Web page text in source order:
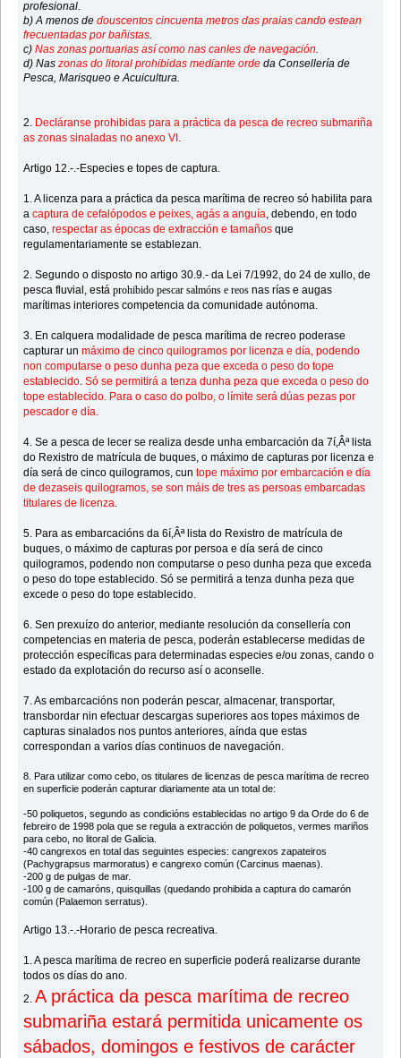
profesional.
b) A menos dedouscentos cincuenta metros das praias cando estean
frecuentadas por bañistas.
c)Nas zonas portuarias así como nas canles de navegación.
d) Nas zonas do litoral prohibidas mediante orde da Consellería de
Pesca, Marisqueo e Acuicultura.
2. Decláranse prohibidas para a práctica da pesca de recreo submariña
as zonas sinaladas no anexo VI.
Artigo 12.-.-Especies e topes de captura.
1. A licenza para a práctica da pesca marítima de recreo só habilita para
acaptura de cefalópodos e peixes, agás a anguía, debendo, en todo
caso,respectar as épocas de extracción e tamaños que
regulamentariamente se establezan.
2. Segundo o disposto no artigo 30.9.- da Lei 7/1992, do 24 de xullo, de
pesca fluvial, estáprohibido pescar salmóns e reos nas rías e augas
marítimas interiores competencia da comunidade autónoma.
3. En calquera modalidade de pesca marítima de recreo poderase
capturar unmáximo de cinco quilogramos por licenza e día, podendo
non computarse o peso dunha peza que exceda o peso do tope
establecido.Só se permitirá a tenza dunha peza que exceda o peso do
tope establecido. Para o caso do polbo, o límite será dúas pezas por
pescador e día.
4. Se a pesca de lecer se realiza desde unha embarcación da 7í‚Âª lista
do Rexistro de matrícula de buques, o máximo de capturas por licenza e
día será de cinco quilogramos, cuntope máximo por embarcación e día
de dezaseis quilogramos, se son máis de tres as persoas embarcadas
titulares de licenza.
5. Para as embarcacións da 6í‚Âª lista do Rexistro de matrícula de
buques, o máximo de capturas por persoa e día será de cinco
quilogramos, podendo non computarse o peso dunha peza que exceda
o peso do tope establecido. Só se permitirá a tenza dunha peza que
excede o peso do tope establecido.
6. Sen prexuízo do anterior, mediante resolución da consellería con
competencias en materia de pesca, poderán establecerse medidas de
protección específicas para determinadas especies e/ou zonas, cando o
estado da explotación do recurso así o aconselle.
7. As embarcacións non poderán pescar, almacenar, transportar,
transbordar nin efectuar descargas superiores aos topes máximos de
capturas sinalados nos puntos anteriores, aínda que estas
correspondan a varios días continuos de navegación.
8. Para utilizar como cebo, os titulares de licenzas de pesca marítima de recreo
en superficie poderán capturar diariamente ata un total de:
-50 poliquetos, segundo as condicións establecidas no artigo 9 da Orde do 6 de
febreiro de 1998 pola que se regula a extracción de poliquetos, vermes mariños
para cebo, no litoral de Galicia.
-40 cangrexos en total das seguintes especies: cangrexos zapateiros
(Pachygrapsus marmoratus) e cangrexo común (Carcinus maenas).
-200 g de pulgas de mar.
-100 g de camaróns, quisquillas (quedando prohibida a captura do camarón
común (Palaemon serratus).
Artigo 13.-.-Horario de pesca recreativa.
1. A pesca marítima de recreo en superficie poderá realizarse durante
todos os días do ano.
2.A práctica da pesca marítima de recreo
submariña estará permitida unicamente os
sábados, domingos e festivos de carácter